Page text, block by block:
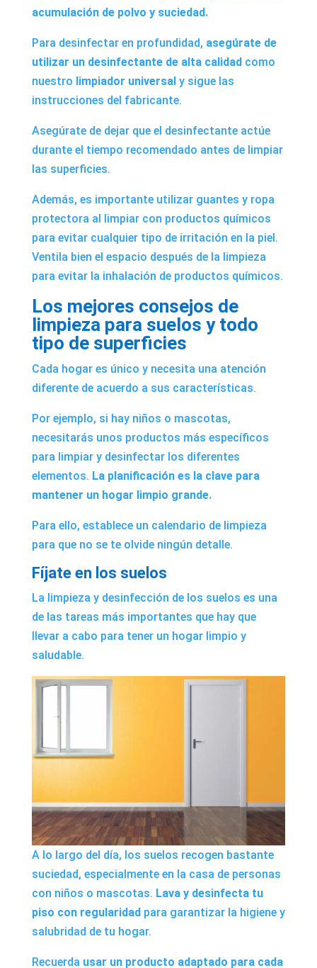
acumulación de polvo y suciedad.
Para desinfectar en profundidad, asegúrate de
utilizar un desinfectante de alta calidad como
nuestro limpiador universal y sigue las
instrucciones del fabricante.
Asegúrate de dejar que el desinfectante actúe
durante el tiempo recomendado antes de limpiar
las superficies.
Además, es importante utilizar guantes y ropa
protectora al limpiar con productos químicos
para evitar cualquier tipo de irritación en la piel.
Ventila bien el espacio después de la limpieza
para evitar la inhalación de productos químicos.
Los mejores consejos de
limpieza para suelos y todo
tipo de superficies
Cada hogar es único y necesita una atención
diferente de acuerdo a sus características.
Por ejemplo, si hay niños o mascotas,
necesitarás unos productos más específicos
para limpiar y desinfectar los diferentes
elementos. La planificación es la clave para
mantener un hogar limpio grande.
Para ello, establece un calendario de limpieza
para que no se te olvide ningún detalle.
Fíjate en los suelos
La limpieza y desinfección de los suelos es una
de las tareas más importantes que hay que
llevar a cabo para tener un hogar limpio y
saludable.
A lo largo del día, los suelos recogen bastante
suciedad, especialmente en la casa de personas
con niños o mascotas. Lava y desinfecta tu
piso con regularidad para garantizar la higiene y
salubridad de tu hogar.
Recuerda usar un producto adaptado para cada